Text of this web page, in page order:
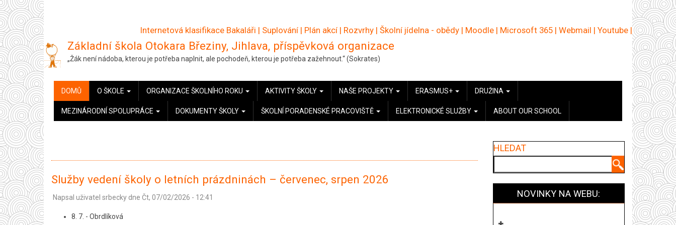
Přejít
k
hlavnímu
obsahu
Internetová klasifikace Bakaláři | Suplování | Plán akcí | Rozvrhy | Školní jídelna - obědy | Moodle | Microsoft 365 | Webmail | Youtube |
Základní škola Otokara Březiny, Jihlava, příspěvková organizace
„Žák není nádoba, kterou je potřeba naplnit, ale pochodeň, kterou je potřeba zažehnout.“ (Sokrates)
HLAVNÍ
NAVIGACE
DOMŮ O ŠKOLE ORGANIZACE ŠKOLNÍHO ROKU AKTIVITY ŠKOLY NAŠE PROJEKTY ERASMUS+ DRUŽINA
MEZINÁRODNÍ SPOLUPRÁCE DOKUMENTY ŠKOLY ŠKOLNÍ PORADENSKÉ PRACOVIŠTĚ ELEKTRONICKÉ SLUŽBY ABOUT OUR SCHOOL
Služby vedení školy o letních prázdninách – červenec, srpen 2026
Napsal uživatel srbecky dne Čt, 07/02/2026 - 12:41
8. 7. - Obrdlíková
HLEDAT
NOVINKY NA WEBU: